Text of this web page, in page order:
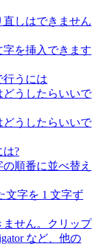
しはできません
を挿入できます
行うには
どうしたらいいで
うしたらいいで
は?
順番に並べ替え
文字を 1 文字ず
せん。クリップ
など、他の